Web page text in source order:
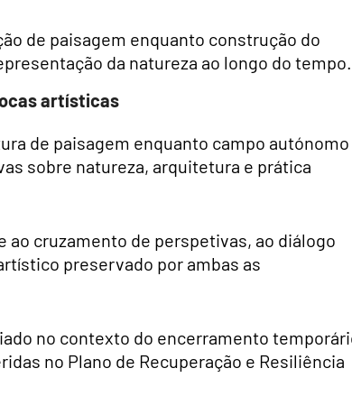
de paisagem enquanto construção do
da natureza ao longo do tempo.
artísticas
de paisagem enquanto campo autónomo
sobre natureza, arquitetura e prática
cruzamento de perspetivas, ao diálogo
preservado por ambas as
no contexto do encerramento
no Plano de Recuperação e Resiliência